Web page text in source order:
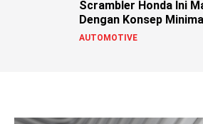
Scrambler Honda Ini
Dengan Konsep
AUTOMOTIVE